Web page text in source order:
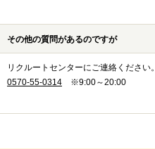
その他の質問があるのですが
リクルートセンターにご連絡ください。
0570-55-0314 ※9:00～20:00